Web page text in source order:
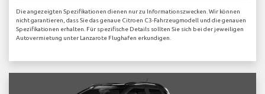
Die angezeigten Spezifikationen dienen nur zu Informationszwecken. Wir können
nicht garantieren, dass Sie das genaue Citroen C3-Fahrzeugmodell und die genauen
Spezifikationen erhalten. Für spezifische Details sollten Sie sich bei der jeweiligen
Autovermietung unter Lanzarote Flughafen erkundigen.